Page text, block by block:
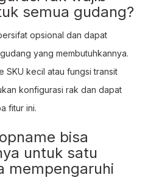
semua gudang?
opsional dan dapat
yang membutuhkannya.
SKU kecil atau fungsi transit
konfigurasi rak dan dapat
fitur ini.
bisa
untuk satu
mempengaruhi